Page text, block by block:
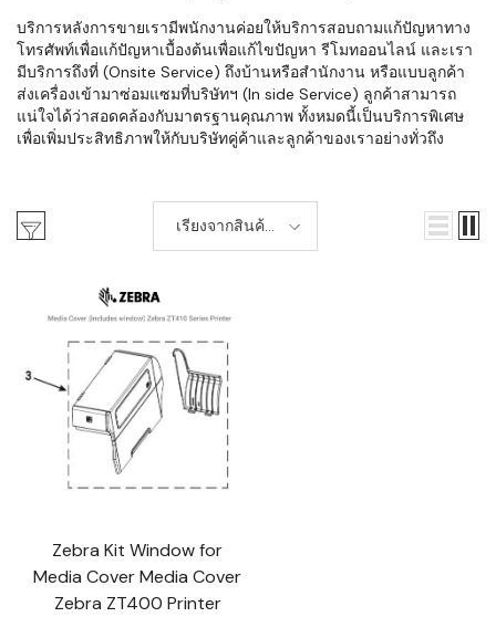
บริการหลังการขายเรามีพนักงานค่อยให้บริการสอบถามแก้ปัญหาทาง
โทรศัพท์เพื่อแก้ปัญหาเบื้องต้นเพื่อแก้ไขปัญหา รีโมทออนไลน์ และเรา
มีบริการถึงที่ (Onsite Service) ถึงบ้านหรือสำนักงาน หรือแบบลูกค้า
ส่งเครื่องเข้ามาซ่อมแซมที่บริษัทฯ (In side Service) ลูกค้าสามารถ
แน่ใจได้ว่าสอดคล้องกับมาตรฐานคุณภาพ ทั้งหมดนี้เป็นบริการพิเศษ
เพื่อเพิ่มประสิทธิภาพให้กับบริษัทคู่ค้าและลูกค้าของเราอย่างทั่วถึง
เรียงจากสินค้า
ใหม่-เก่า
Zebra Kit Window for
Media Cover Media Cover
Zebra ZT400 Printer